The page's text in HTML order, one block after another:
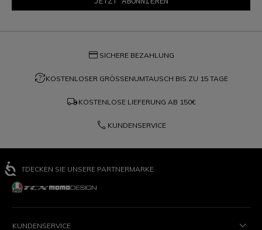
credit_card SICHERE BEZAHLUNG
question_exchangeKOSTENLOSER GRÖSSENUMTAUSCH BIS ZU 15 TAGE
local_shipping KOSTENLOSE LIEFERUNG AB 150€
phone KUNDENSERVICE
ENTDECKEN SIE UNSERE PARTNERMARKE
KUNDENSERVICE